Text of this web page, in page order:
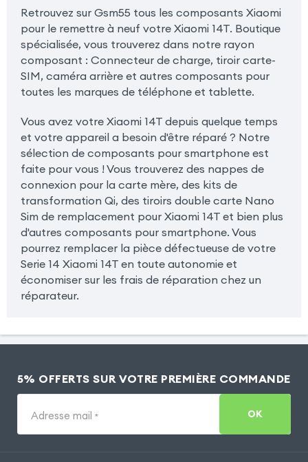
Retrouvez sur Gsm55 tous les composants Xiaomi
pour le remettre à neuf votre Xiaomi 14T. Boutique
spécialisée, vous trouverez dans notre rayon
composant : Connecteur de charge, tiroir carte-
SIM, caméra arrière et autres composants pour
toutes les marques de téléphone et tablette.
Vous avez votre Xiaomi 14T depuis quelque temps
et votre appareil a besoin d'être réparé ? Notre
sélection de composants pour smartphone est
faite pour vous ! Vous trouverez des nappes de
connexion pour la carte mère, des kits de
transformation Qi, des tiroirs double carte Nano
Sim de remplacement pour Xiaomi 14T et bien plus
d'autres composants pour smartphone. Vous
pourrez remplacer la pièce défectueuse de votre
Serie 14 Xiaomi 14T en toute autonomie et
économiser sur les frais de réparation chez un
réparateur.
5% OFFERTS SUR VOTRE PREMIÈRE COMMANDE
Adresse mail * OK